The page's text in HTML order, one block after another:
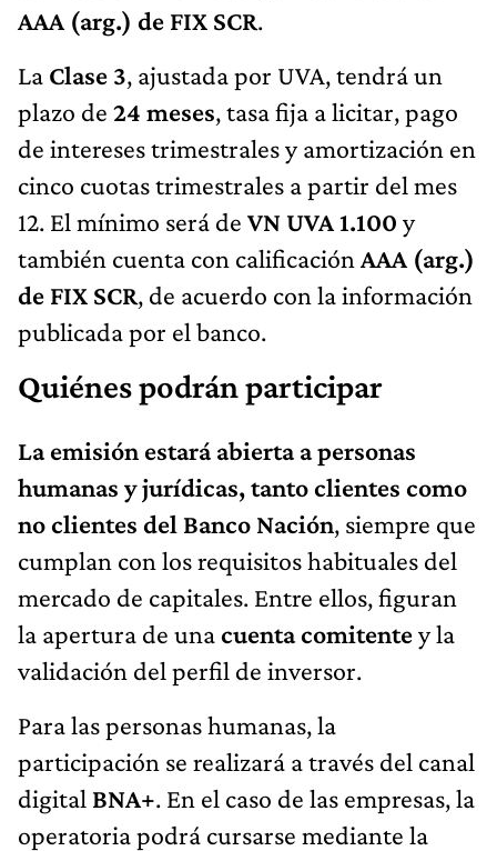
AAA (arg.) de FIX SCR.
La Clase 3, ajustada por UVA, tendrá un
plazo de 24 meses, tasa fija a licitar, pago
de intereses trimestrales y amortización en
cinco cuotas trimestrales a partir del mes
12. El mínimo será de VN UVA 1.100 y
también cuenta con calificación AAA (arg.)
de FIX SCR, de acuerdo con la información
publicada por el banco.
Quiénes podrán participar
La emisión estará abierta a personas
humanas y jurídicas, tanto clientes como
no clientes del Banco Nación, siempre que
cumplan con los requisitos habituales del
mercado de capitales. Entre ellos, figuran
la apertura de unacuenta comitentey la
validación del perfil de inversor.
Para las personas humanas, la
participación se realizará a través del canal
digital BNA+. En el caso de las empresas, la
operatoria podrá cursarse mediante la